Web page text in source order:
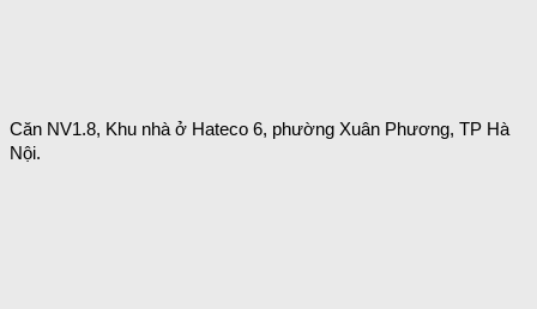
Căn NV1.8, Khu nhà ở Hateco 6, phường Xuân Phương, TP Hà
Nội.